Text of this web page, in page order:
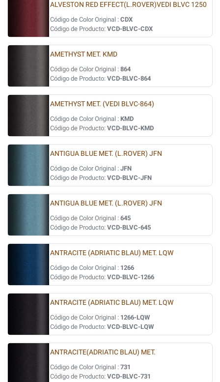
ALVESTON RED EFFECT(L.ROVER)VEDI BLVC 1250
Código de Color Original : CDX
Código de Producto: VCD-BLVC-CDX
AMETHYST MET. KMD
Código de Color Original : 864
Código de Producto: VCD-BLVC-864
AMETHYST MET. (VEDI BLVC-864)
Código de Color Original : KMD
Código de Producto: VCD-BLVC-KMD
ANTIGUA BLUE MET. (L.ROVER) JFN
Código de Color Original : JFN
Código de Producto: VCD-BLVC-JFN
ANTIGUA BLUE MET. (L.ROVER) JFN
Código de Color Original : 645
Código de Producto: VCD-BLVC-645
ANTRACITE (ADRIATIC BLAU) MET. LQW
Código de Color Original : 1266
Código de Producto: VCD-BLVC-1266
ANTRACITE (ADRIATIC BLAU) MET. LQW
Código de Color Original : 1266-LQW
Código de Producto: VCD-BLVC-LQW
ANTRACITE(ADRIATIC BLAU) MET.
Código de Color Original : 731
Código de Producto: VCD-BLVC-731